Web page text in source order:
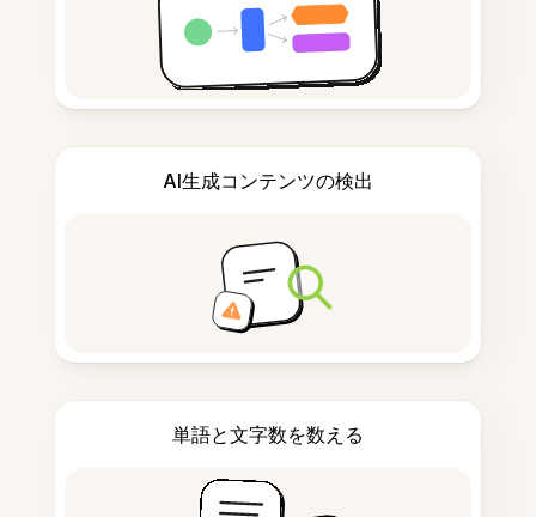
AI生成コンテンツの検出
単語と文字数を数える